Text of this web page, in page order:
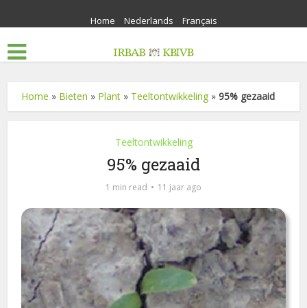
Home Nederlands Français
Home » Bieten » Plant » Teeltontwikkeling »95% gezaaid
Teeltontwikkeling
95% gezaaid
1 min read 11 jaar ago